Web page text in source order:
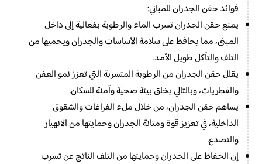
فوائد حقن الجدران للمباني:
يمنع حقن الجدران تسرب الماء والرطوبة بفعالية إلى داخل
المبنى، مما يحافظ على سلامة الأساسات والجدران ويحميها من
التلف والتآكل طويل الأمد.
يقلل حقن الجدران من الرطوبة المتسربة التي تعزز نمو العفن
والفطريات، وبالتالي يخلق بيئة صحية وآمنة للسكان.
يساهم حقن الجدران، من خلال ملء الفراغات والشقوق
الداخلية، في تعزيز قوة ومتانة الجدران وحمايتها من الانهيار
والتصدع.
إن الحفاظ على الجدران وحمايتها من التلف الناتج عن تسرب